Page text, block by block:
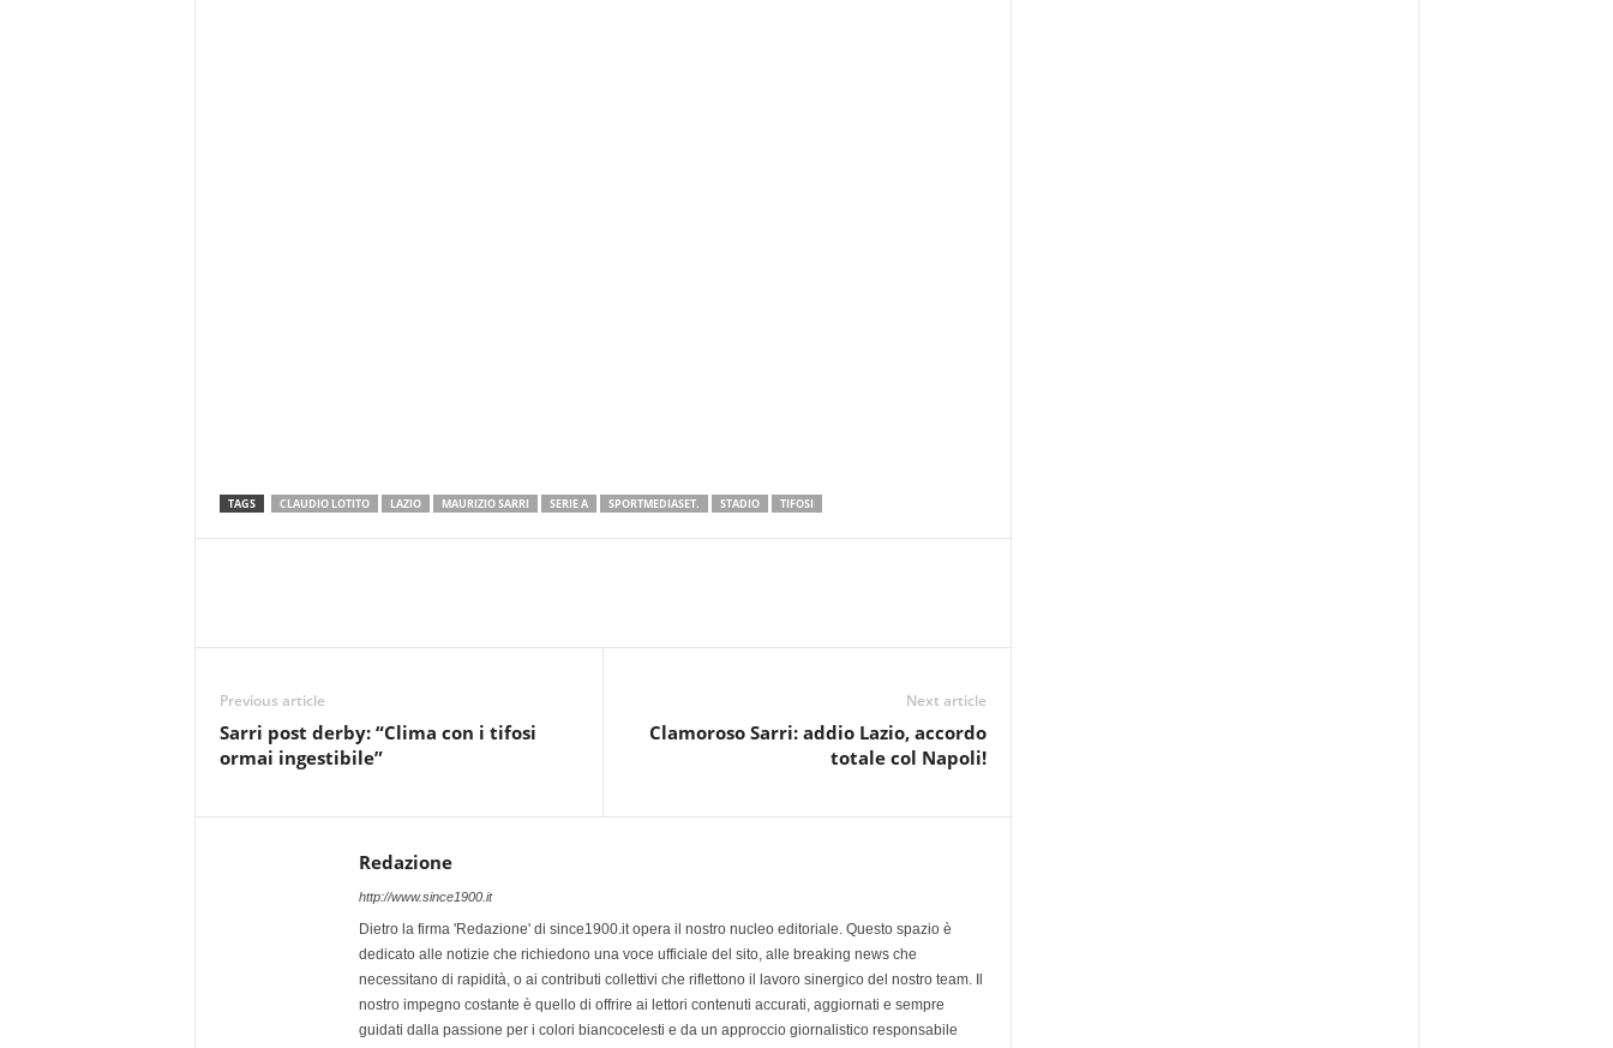
TAGS CLAUDIO LOTITO LAZIO MAURIZIO SARRI SERIE A SPORTMEDIASET. STADIO TIFOSI
Previous article
Sarri post derby: “Clima con i tifosi
ormai ingestibile”
Next article
Clamoroso Sarri: addio Lazio, accordo
totale col Napoli!
Redazione
http://www.since1900.it
Dietro la firma 'Redazione' di since1900.it opera il nostro nucleo editoriale. Questo spazio è
dedicato alle notizie che richiedono una voce ufficiale del sito, alle breaking news che
necessitano di rapidità, o ai contributi collettivi che riflettono il lavoro sinergico del nostro team. Il
nostro impegno costante è quello di offrire ai lettori contenuti accurati, aggiornati e sempre
guidati dalla passione per i colori biancocelesti e da un approccio giornalistico responsabile